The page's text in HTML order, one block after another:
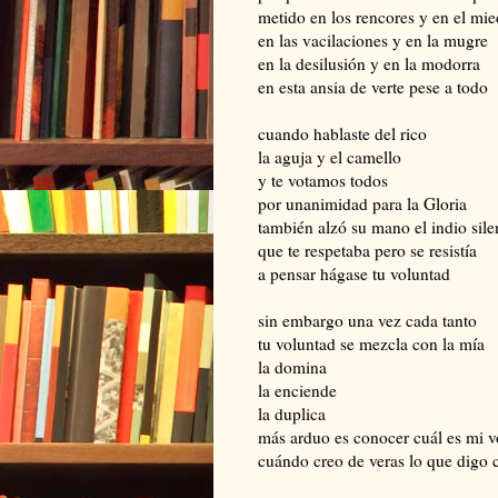
metido en los rencores y en el
en las vacilaciones y en la mugre
en la desilusión y en la modorra
en esta ansia de verte pese a todo
cuando hablaste del rico
la aguja y el camello
y te votamos todos
por unanimidad para la Gloria
también alzó su mano el indio
que te respetaba pero se resistía
a pensar hágase tu voluntad
sin embargo una vez cada tanto
tu voluntad se mezcla con la mía
la domina
la enciende
la duplica
más arduo es conocer cuál es mi
cuándo creo de veras lo que digo